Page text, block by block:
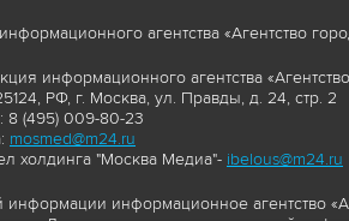
агентства «Агентство
информационного агентства
РФ, г. Москва, ул. Правды, д. 24, стр. 2
8 (495) 009-80-23
mosmed@m24.ru
холдинга "Москва Медиа"- ibelous@m24.ru
информации информационное агентство